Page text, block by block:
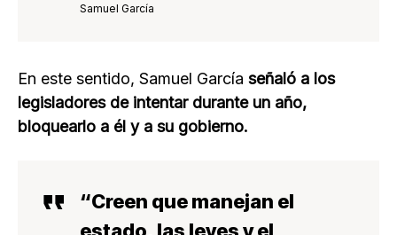
Samuel García
En este sentido, Samuel García señaló a los
legisladores de intentar durante un año,
bloquearlo a él y a su gobierno.
“Creen que manejan el
estado, las leyes y el